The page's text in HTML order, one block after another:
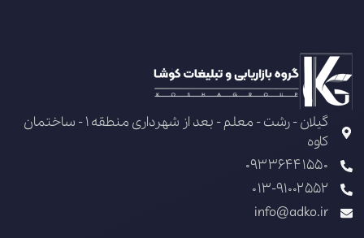
گیلان - رشت - معلم - بعد از شهرداری منطقه 1 - ساختمان
کاوه
09336441550
013-91002552
info@adko.ir